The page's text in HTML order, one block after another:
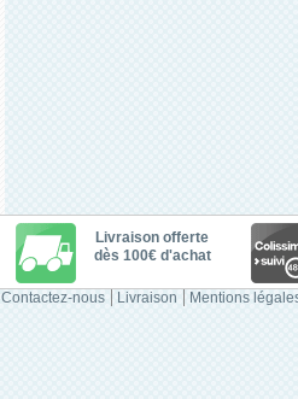
Livraison offerte
dès 100€ d'achat
Contactez-nous Livraison Mentions